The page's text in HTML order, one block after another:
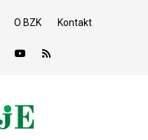
O BZK Kontakt